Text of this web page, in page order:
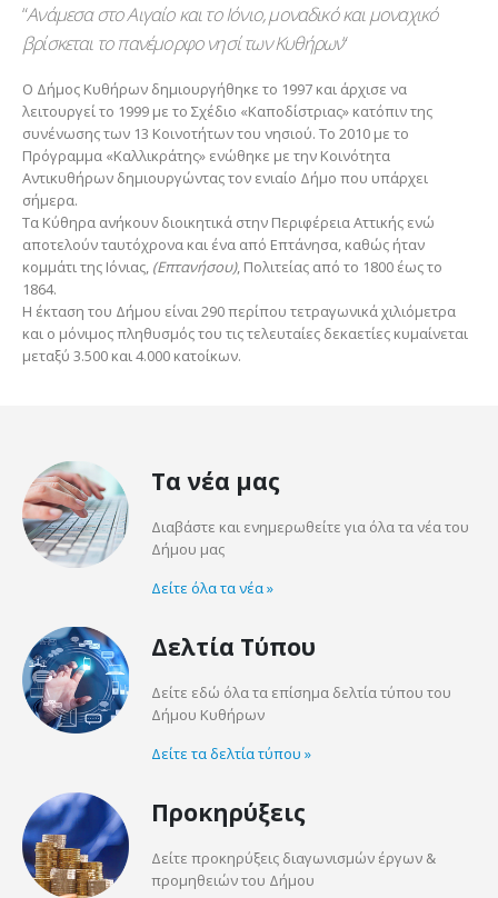
“Ανάμεσα στο Αιγαίο και το Ιόνιο, μοναδικό και μοναχικό
βρίσκεται το πανέμορφο νησί των Κυθήρων“
Ο Δήμος Κυθήρων δημιουργήθηκε το 1997 και άρχισε να
λειτουργεί το 1999 με το Σχέδιο «Καποδίστριας» κατόπιν της
συνένωσης των 13 Κοινοτήτων του νησιού. Το 2010 με το
Πρόγραμμα «Καλλικράτης» ενώθηκε με την Κοινότητα
Αντικυθήρων δημιουργώντας τον ενιαίο Δήμο που υπάρχει
σήμερα.
Τα Κύθηρα ανήκουν διοικητικά στην Περιφέρεια Αττικής ενώ
αποτελούν ταυτόχρονα και ένα από Επτάνησα, καθώς ήταν
κομμάτι της Ιόνιας, (Επτανήσου), Πολιτείας από το 1800 έως το
1864.
Η έκταση του Δήμου είναι 290 περίπου τετραγωνικά χιλιόμετρα
και ο μόνιμος πληθυσμός του τις τελευταίες δεκαετίες κυμαίνεται
μεταξύ 3.500 και 4.000 κατοίκων.
Τα νέα μας
Διαβάστε και ενημερωθείτε για όλα τα νέα του
Δήμου μας
Δείτε όλα τα νέα»
Δελτία Τύπου
Δείτε εδώ όλα τα επίσημα δελτία τύπου του
Δήμου Κυθήρων
Δείτε τα δελτία τύπου »
Προκηρύξεις
Δείτε προκηρύξεις διαγωνισμών έργων &
προμηθειών του Δήμου